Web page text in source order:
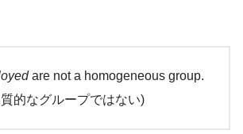
are not a homogeneous group.
的なグループではない)